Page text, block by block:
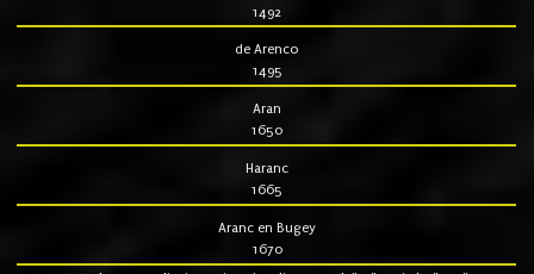
1492
de Arenco
1495
Aran
1650
Haranc
1665
Aranc en Bugey
1670